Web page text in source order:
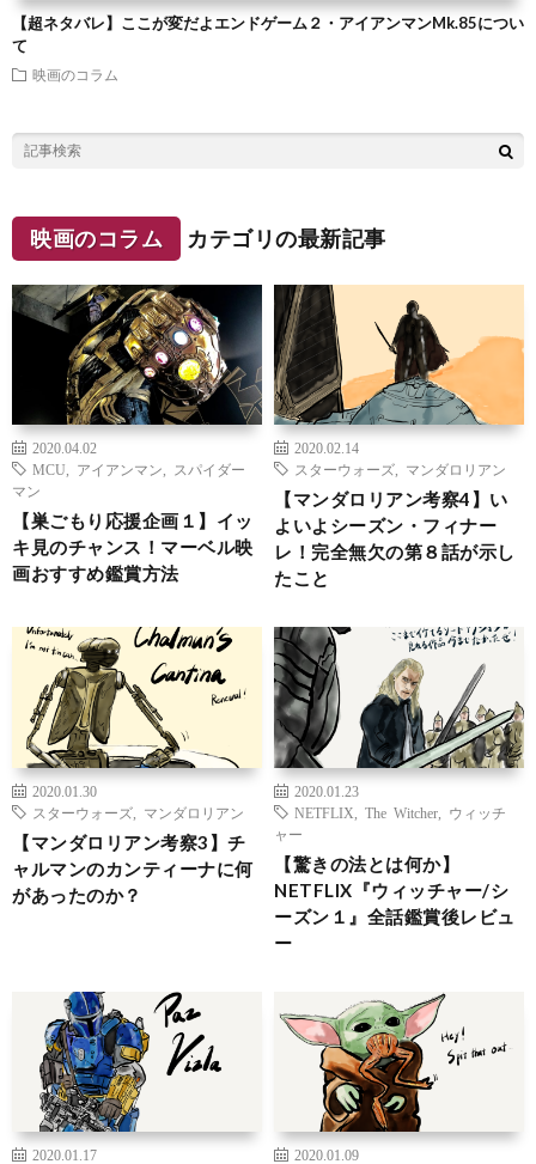
【超ネタバレ】ここが変だよエンドゲーム２・アイアンマンMk.85につい
て
映画のコラム
映画のコラム カテゴリの最新記事
2020.04.02
MCU
アイアンマン
スパイダー
マン
【巣ごもり応援企画１】イッ
キ見のチャンス！マーベル映
画おすすめ鑑賞方法
2020.02.14
スターウォーズ
マンダロリアン
【マンダロリアン考察4】い
よいよシーズン・フィナー
レ！完全無欠の第８話が示し
たこと
2020.01.30
スターウォーズ
マンダロリアン
【マンダロリアン考察3】チ
ャルマンのカンティーナに何
があったのか？
2020.01.23
NETFLIX
The Witcher
ウィッチ
ャー
【驚きの法とは何か】
NETFLIX『ウィッチャー/シ
ーズン１』全話鑑賞後レビュ
ー
2020.01.17
2020.01.09